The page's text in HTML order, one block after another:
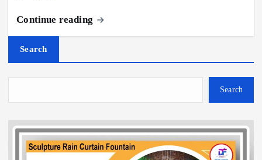
Continue reading
Search
Search